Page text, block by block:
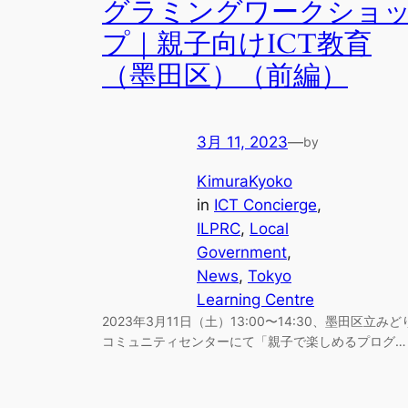
グラミングワークショ
プ｜親子向けICT教育
（墨田区）（前編）
3月 11, 2023—by
KimuraKyoko
in ICT Concierge
ILPRC, Local
Government
News, Tokyo
Learning Centre
2023年3月11日（土）13:00〜14:30、墨田区立みど
コミュニティセンターにて「親子で楽しめるプログ…